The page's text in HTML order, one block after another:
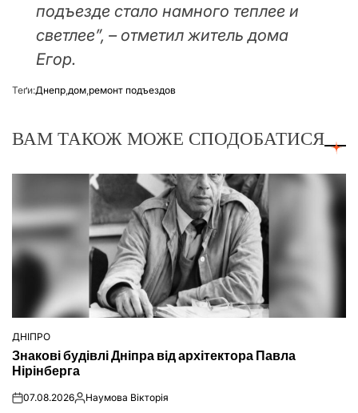
подъезде стало намного теплее и
светлее”, – отметил житель дома
Егор.
Теґи:Днепр дом ремонт подъездов
ВАМ ТАКОЖ МОЖЕ СПОДОБАТИСЯ
ОПУБЛІКУВАТИ
У
ДНІПРО
Знакові будівлі Дніпра від архітектора Павла
Нірінберга
on07.08.2026Опубліковано
Наумова Вікторія